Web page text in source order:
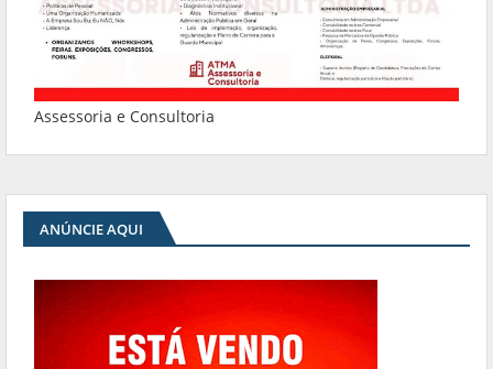
Assessoria e Consultoria
ANÚNCIE AQUI